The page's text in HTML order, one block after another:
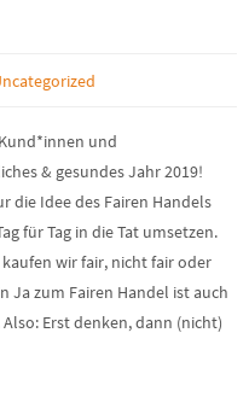
und
& gesundes Jahr 2019!
die Idee des Fairen Handels
für Tag in die Tat umsetzen.
wir fair, nicht fair oder
Ja zum Fairen Handel ist auch
Erst denken, dann (nicht)